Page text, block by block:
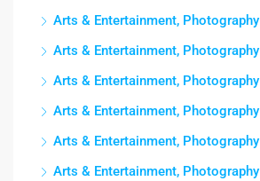
Arts & Entertainment, Photography
Arts & Entertainment, Photography
Arts & Entertainment, Photography
Arts & Entertainment, Photography
Arts & Entertainment, Photography
Arts & Entertainment, Photography